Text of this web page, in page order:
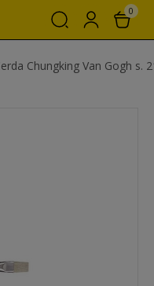
0
Chungking Van Gogh s.